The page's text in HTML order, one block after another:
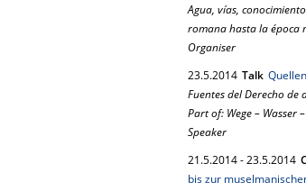
Agua, vías,
romana hasta la época
Organiser
23.5.2014 Talk
Fuentes del Derecho de
Part of: Wege – Wasser
Speaker
21.5.2014-23.5.2014
bis zur